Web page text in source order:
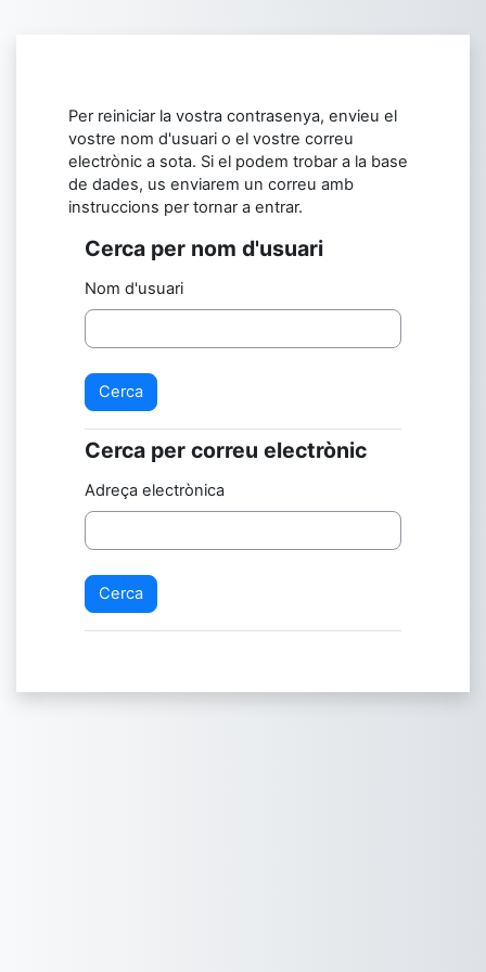
Per reiniciar la vostra contrasenya, envieu el
vostre nom d'usuari o el vostre correu
electrònic a sota. Si el podem trobar a la base
de dades, us enviarem un correu amb
instruccions per tornar a entrar.
Cerca per nom d'usuari
Cerca per nom d'usuari
Nom d'usuari
Cerca per correu electrònic
Cerca per correu electrònic
Adreça electrònica